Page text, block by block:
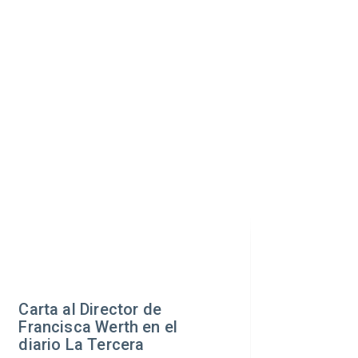
Francisca Werth asume
como nueva directora
ejecutiva del Centro UC